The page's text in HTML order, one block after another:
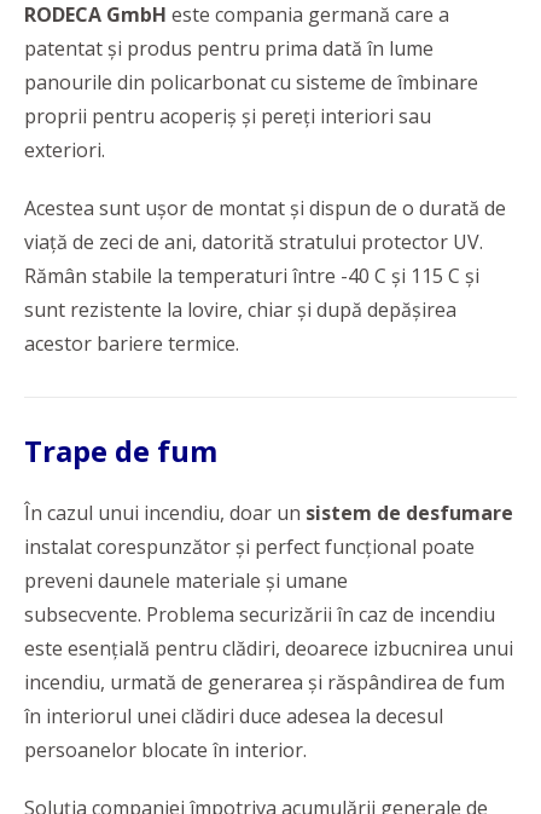
RODECA GmbH este compania germană care a
patentat și produs pentru prima dată în lume
panourile din policarbonat cu sisteme de îmbinare
proprii pentru acoperiș și pereți interiori sau
exteriori.
Acestea sunt ușor de montat și dispun de o durată de
viață de zeci de ani, datorită stratului protector UV.
Rămân stabile la temperaturi între -40 C și 115 C și
sunt rezistente la lovire, chiar și după depășirea
acestor bariere termice.
Trape de fum
În cazul unui incendiu, doar un sistem de desfumare
instalat corespunzător şi perfect funcţional poate
preveni daunele materiale şi umane
subsecvente. Problema securizării în caz de incendiu
este esențială pentru clădiri, deoarece izbucnirea unui
incendiu, urmată de generarea şi răspândirea de fum
în interiorul unei clădiri duce adesea la decesul
persoanelor blocate în interior.
Soluția companiei împotriva acumulării generale de